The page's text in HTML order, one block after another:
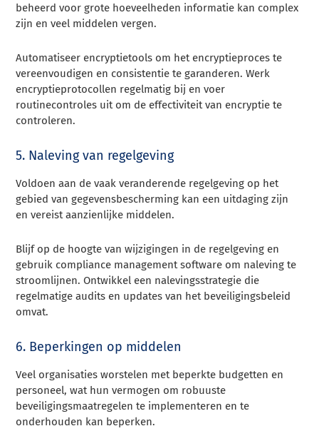
beheerd voor grote hoeveelheden informatie kan complex
zijn en veel middelen vergen.
Automatiseer encryptietools om het encryptieproces te
vereenvoudigen en consistentie te garanderen. Werk
encryptieprotocollen regelmatig bij en voer
routinecontroles uit om de effectiviteit van encryptie te
controleren.
5. Naleving van regelgeving
Voldoen aan de vaak veranderende regelgeving op het
gebied van gegevensbescherming kan een uitdaging zijn
en vereist aanzienlijke middelen.
Blijf op de hoogte van wijzigingen in de regelgeving en
gebruik compliance management software om naleving te
stroomlijnen. Ontwikkel een nalevingsstrategie die
regelmatige audits en updates van het beveiligingsbeleid
omvat.
6. Beperkingen op middelen
Veel organisaties worstelen met beperkte budgetten en
personeel, wat hun vermogen om robuuste
beveiligingsmaatregelen te implementeren en te
onderhouden kan beperken.